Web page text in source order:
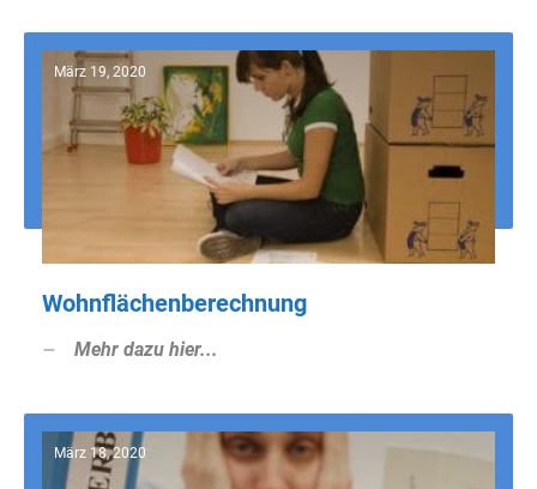
März 19, 2020
Wohnflächenberechnung
Mehr dazu hier...
März 18, 2020